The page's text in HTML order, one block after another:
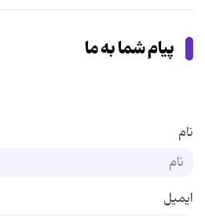
پیام شما به ما
نام
ایمیل